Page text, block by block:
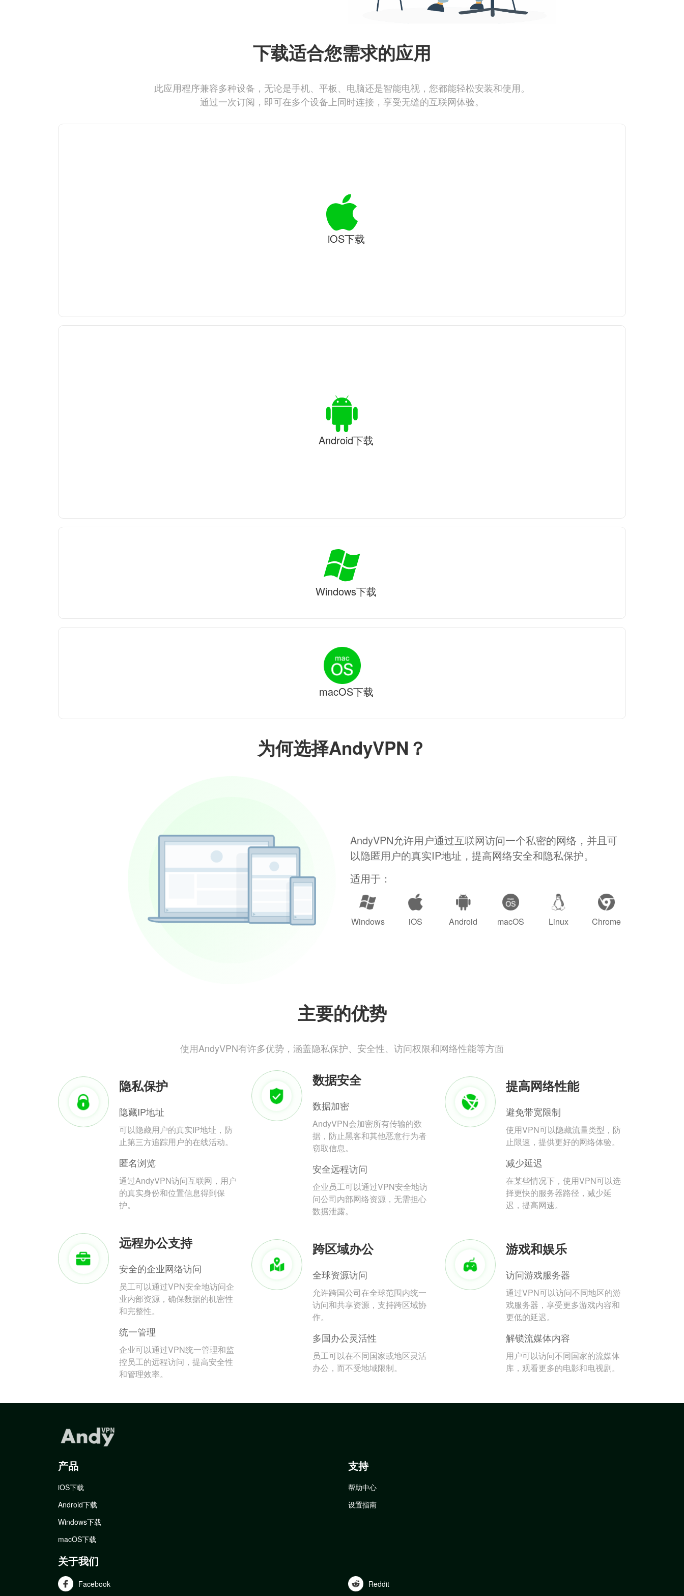
为何选择AndyVPN？
AndyVPN允许用户通过互联网访问一个私密的网络，并且可
以隐匿用户的真实IP地址，提高网络安全和隐私保护。
适用于：
Windows iOS Android macOS Linux Chrome
主要的优势
使用AndyVPN有许多优势，涵盖隐私保护、安全性、访问权限和网络性能等方面
隐私保护
隐藏IP地址
可以隐藏用户的真实IP地址，防
止第三方追踪用户的在线活动。
匿名浏览
通过AndyVPN访问互联网，用户
的真实身份和位置信息得到保
护。
数据安全
数据加密
AndyVPN会加密所有传输的数
据，防止黑客和其他恶意行为者
窃取信息。
安全远程访问
企业员工可以通过VPN安全地访
问公司内部网络资源，无需担心
数据泄露。
提高网络性能
避免带宽限制
使用VPN可以隐藏流量类型，防
止限速，提供更好的网络体验。
减少延迟
在某些情况下，使用VPN可以选
择更快的服务器路径，减少延
迟，提高网速。
远程办公支持
安全的企业网络访问
员工可以通过VPN安全地访问企
业内部资源，确保数据的机密性
和完整性。
统一管理
企业可以通过VPN统一管理和监
控员工的远程访问，提高安全性
和管理效率。
跨区域办公
全球资源访问
允许跨国公司在全球范围内统一
访问和共享资源，支持跨区域协
作。
多国办公灵活性
员工可以在不同国家或地区灵活
办公，而不受地域限制。
游戏和娱乐
访问游戏服务器
通过VPN可以访问不同地区的游
戏服务器，享受更多游戏内容和
更低的延迟。
解锁流媒体内容
用户可以访问不同国家的流媒体
库，观看更多的电影和电视剧。
下载适合您需求的应用
此应用程序兼容多种设备，无论是手机、平板、电脑还是智能电视，您都能轻松安装和使用。
通过一次订阅，即可在多个设备上同时连接，享受无缝的互联网体验。
iOS下载
Android下载
Windows下载
macOS下载
产品
iOS下载
Android下载
Windows下载
macOS下载
支持
帮助中心
设置指南
关于我们
Facebook Reddit